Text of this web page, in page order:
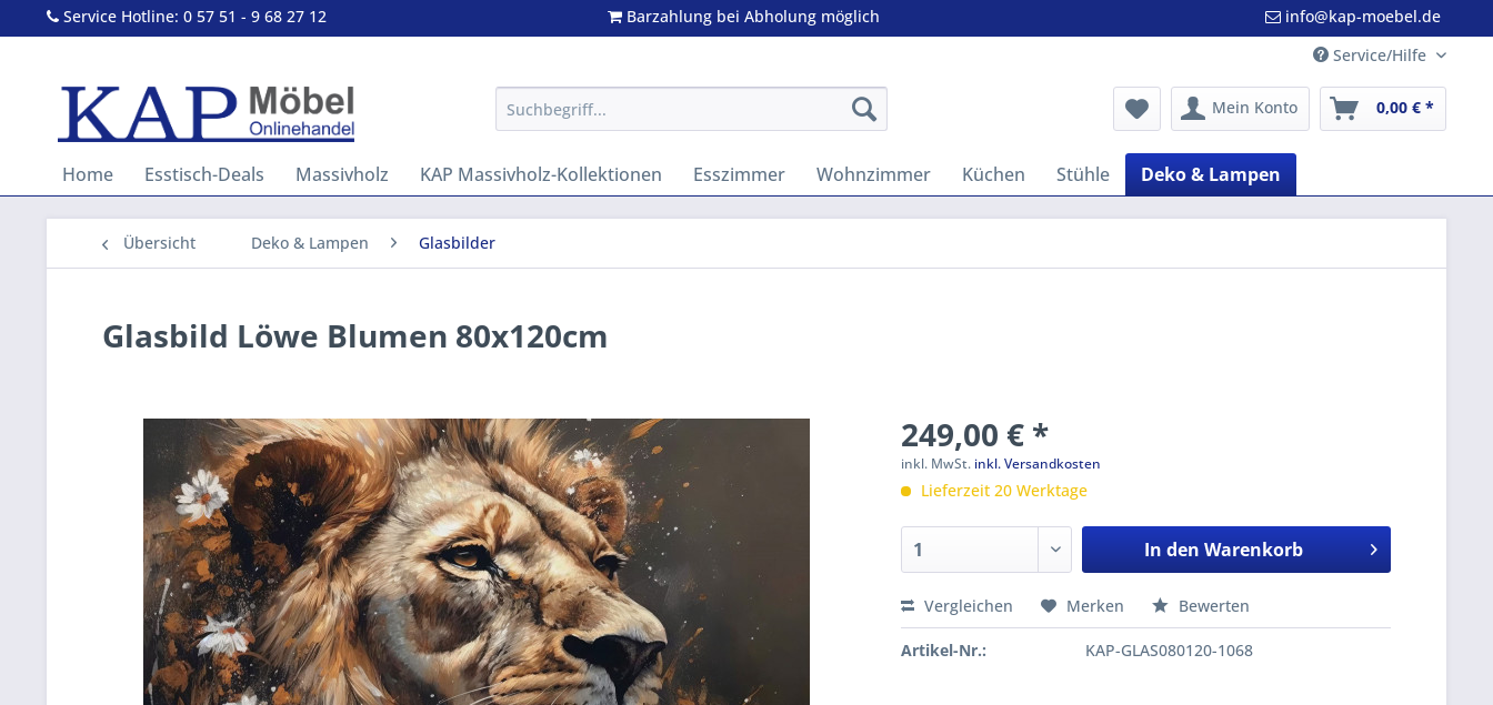
Service Hotline: 0 57 51 - 9 68 27 12 Barzahlung bei Abholung möglich
info@kap-moebel.de
Service/Hilfe
Mein Konto 0,00 € *
Home Esstisch-Deals Massivholz KAP Massivholz-Kollektionen Esszimmer Wohnzimmer Küchen Stühle Deko & Lampen
Übersicht Deko & Lampen Glasbilder
Glasbild Löwe Blumen 80x120cm
249,00 € *
inkl. MwSt. inkl. Versandkosten
Lieferzeit 20 Werktage
In den Warenkorb
Vergleichen Merken Bewerten
Artikel-Nr.: KAP-GLAS080120-1068